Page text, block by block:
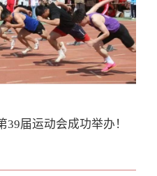
届运动会成功举办！